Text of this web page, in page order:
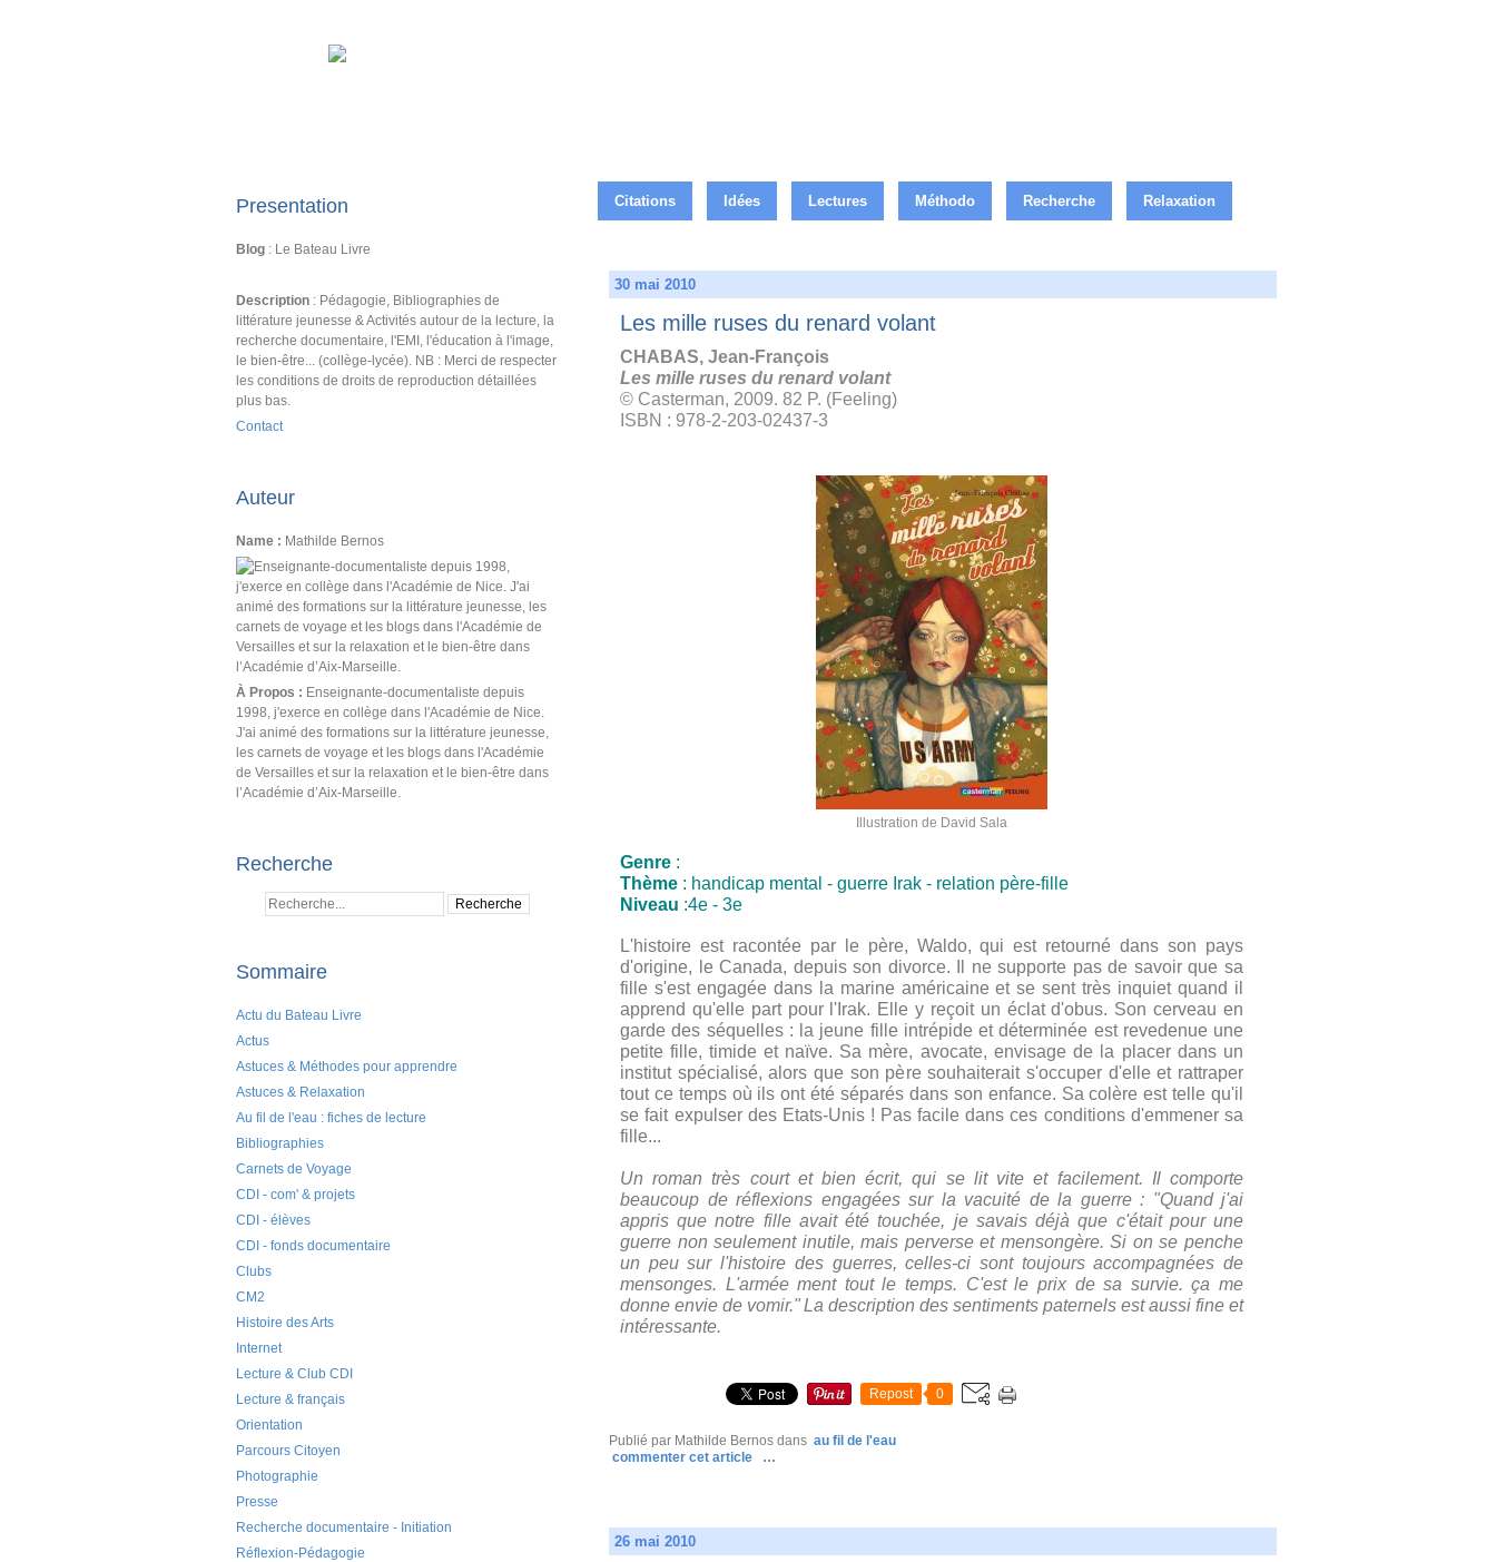
Presentation
Blog : Le Bateau Livre
Description : Pédagogie, Bibliographies de
littérature jeunesse & Activités autour de la lecture, la
recherche documentaire, l'EMI, l'éducation à l'image,
le bien-être... (collège-lycée). NB : Merci de respecter
les conditions de droits de reproduction détaillées
plus bas.
Contact
Auteur
Name : Mathilde Bernos
À Propos : Enseignante-documentaliste depuis
1998, j'exerce en collège dans l'Académie de Nice.
J'ai animé des formations sur la littérature jeunesse,
les carnets de voyage et les blogs dans l'Académie
de Versailles et sur la relaxation et le bien-être dans
l’Académie d’Aix-Marseille.
Recherche
Sommaire
Actu du Bateau Livre
Actus
Astuces & Méthodes pour apprendre
Astuces & Relaxation
Au fil de l'eau : fiches de lecture
Bibliographies
Carnets de Voyage
CDI - com' & projets
CDI - élèves
CDI - fonds documentaire
Clubs
CM2
Histoire des Arts
Internet
Lecture & Club CDI
Lecture & français
Orientation
Parcours Citoyen
Photographie
Presse
Recherche documentaire - Initiation
Réflexion-Pédagogie
Citations Idées Lectures Méthodo Recherche Relaxation
30 mai 2010
Les mille ruses du renard volant
CHABAS, Jean-François
Les mille ruses du renard volant
© Casterman, 2009. 82 P. (Feeling)
ISBN : 978-2-203-02437-3
Illustration de David Sala
Genre :
Thème : handicap mental - guerre Irak - relation père-fille
Niveau :4e - 3e
L'histoire est racontée par le père, Waldo, qui est retourné dans son pays
d'origine, le Canada, depuis son divorce. Il ne supporte pas de savoir que sa
fille s'est engagée dans la marine américaine et se sent très inquiet quand il
apprend qu'elle part pour l'Irak. Elle y reçoit un éclat d'obus. Son cerveau en
garde des séquelles : la jeune fille intrépide et déterminée est revedenue une
petite fille, timide et naïve. Sa mère, avocate, envisage de la placer dans un
institut spécialisé, alors que son père souhaiterait s'occuper d'elle et rattraper
tout ce temps où ils ont été séparés dans son enfance. Sa colère est telle qu'il
se fait expulser des Etats-Unis ! Pas facile dans ces conditions d'emmener sa
fille...
Un roman très court et bien écrit, qui se lit vite et facilement. Il comporte
beaucoup de réflexions engagées sur la vacuité de la guerre : "Quand j'ai
appris que notre fille avait été touchée, je savais déjà que c'était pour une
guerre non seulement inutile, mais perverse et mensongère. Si on se penche
un peu sur l'histoire des guerres, celles-ci sont toujours accompagnées de
mensonges. L'armée ment tout le temps. C'est le prix de sa survie. ça me
donne envie de vomir."La description des sentiments paternels est aussi fine et
intéressante.
Repost 0
Publié par Mathilde Bernos dans au fil de l'eau
commenter cet article
…
26 mai 2010